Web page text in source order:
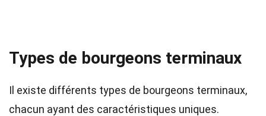
Types de bourgeons terminaux
Il existe différents types de bourgeons terminaux,
chacun ayant des caractéristiques uniques.